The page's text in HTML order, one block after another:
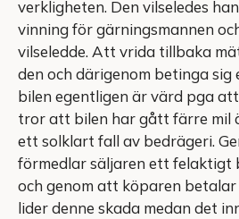
verkligheten. Den vilseledes
vinning för gärningsmannen
vilseledde. Att vrida tillbaka
den och därigenom betinga sig
bilen egentligen är värd pga
tror att bilen har gått färre mil
ett solklart fall av bedrägeri.
förmedlar säljaren ett felaktigt
och genom att köparen
lider denne skada medan det